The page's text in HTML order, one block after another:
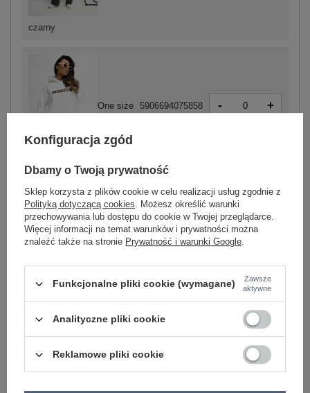
czarny
One size 5906694075858 - +
jasny szary
One size 5906694106514 -
Zobacz wszystkie kolory (+10)
ZALOGUJ SIĘ I ZOBACZ CENĘ
Konfiguracja zgód
Dbamy o Twoją prywatność
Sklep korzysta z plików cookie w celu realizacji usług zgodnie z
Polityką dotyczącą cookies. Możesz określić warunki
przechowywania lub dostępu do cookie w Twojej przeglądarce.
Więcej informacji na temat warunków i prywatności można
znaleźć także na stronie Prywatność i warunki Google.
Funkcjonalne pliki cookie (wymagane)
Zawsze
aktywne
Analityczne pliki cookie
Reklamowe pliki cookie